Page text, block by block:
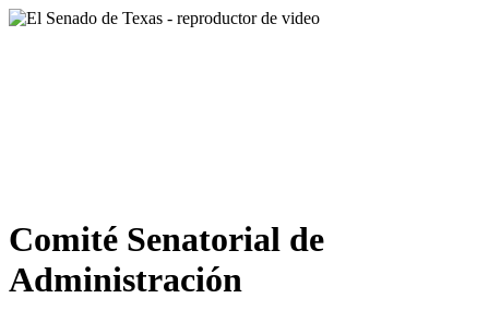
Comité Senatorial de
Administración